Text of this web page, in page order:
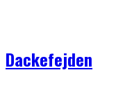
Dackefejden